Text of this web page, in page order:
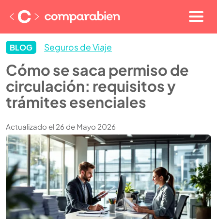
BLOG Seguros de Viaje
Cómo se saca permiso de
circulación: requisitos y
trámites esenciales
Actualizado el 26 de Mayo 2026